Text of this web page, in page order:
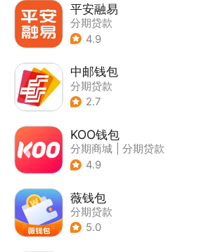
平安融易
分期贷款
4.9
中邮钱包
分期贷款
2.7
KOO钱包
分期商城
分期贷款
4.9
薇钱包
分期贷款
5.0